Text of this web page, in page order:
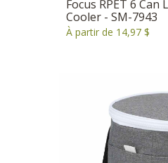
Focus RPET 6 Can
Cooler - SM-7943
À partir de 14,97 $